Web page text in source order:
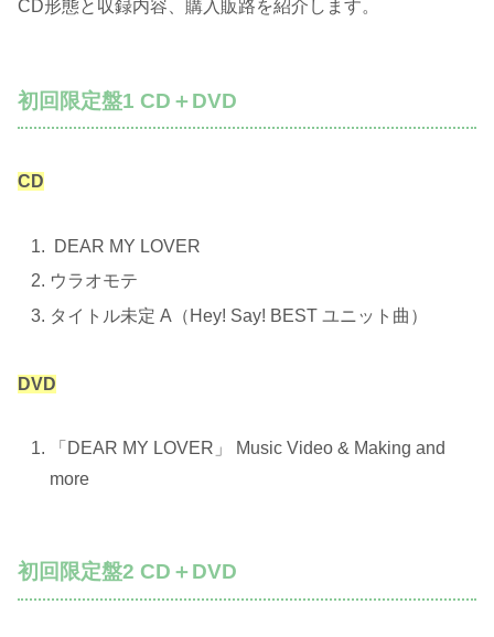
CD形態と収録内容、購入販路を紹介します。
初回限定盤1 CD＋DVD
CD
DEAR MY LOVER
ウラオモテ
タイトル未定 A（Hey! Say! BEST ユニット曲）
DVD
「DEAR MY LOVER」 Music Video & Making and
more
初回限定盤2 CD＋DVD